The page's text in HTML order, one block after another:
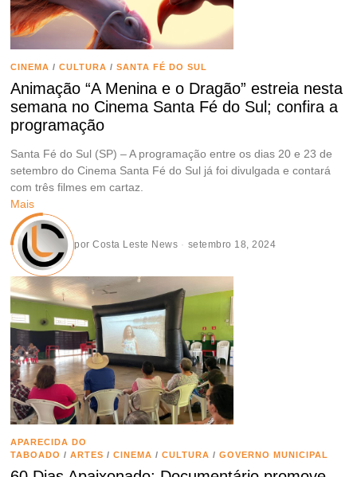
CINEMA / CULTURA / SANTA FÉ DO SUL
Animação “A Menina e o Dragão” estreia nesta
semana no Cinema Santa Fé do Sul; confira a
programação
Santa Fé do Sul (SP) – A programação entre os dias 20 e 23 de
setembro do Cinema Santa Fé do Sul já foi divulgada e contará
com três filmes em cartaz.
Mais
porCosta Leste News setembro 18, 2024
APARECIDA DO
TABOADO / ARTES / CINEMA / CULTURA / GOVERNO MUNICIPAL